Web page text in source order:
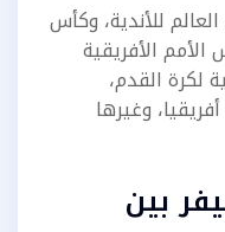
للأندية، وكأس
الأمم الأفريقية
لكرة القدم،
وغيرها
بين